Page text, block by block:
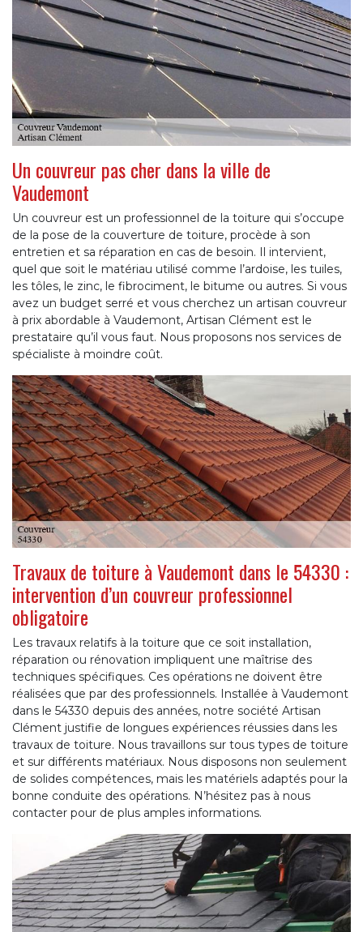
Un couvreur pas cher dans la ville de
Vaudemont
Un couvreur est un professionnel de la toiture qui s’occupe
de la pose de la couverture de toiture, procède à son
entretien et sa réparation en cas de besoin. Il intervient,
quel que soit le matériau utilisé comme l’ardoise, les tuiles,
les tôles, le zinc, le fibrociment, le bitume ou autres. Si vous
avez un budget serré et vous cherchez un artisan couvreur
à prix abordable à Vaudemont, Artisan Clément est le
prestataire qu’il vous faut. Nous proposons nos services de
spécialiste à moindre coût.
Travaux de toiture à Vaudemont dans le 54330 :
intervention d’un couvreur professionnel
obligatoire
Les travaux relatifs à la toiture que ce soit installation,
réparation ou rénovation impliquent une maîtrise des
techniques spécifiques. Ces opérations ne doivent être
réalisées que par des professionnels. Installée à Vaudemont
dans le 54330 depuis des années, notre société Artisan
Clément justifie de longues expériences réussies dans les
travaux de toiture. Nous travaillons sur tous types de toiture
et sur différents matériaux. Nous disposons non seulement
de solides compétences, mais les matériels adaptés pour la
bonne conduite des opérations. N’hésitez pas à nous
contacter pour de plus amples informations.